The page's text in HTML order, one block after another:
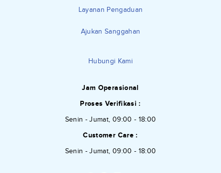
Layanan Pengaduan
Ajukan Sanggahan
Hubungi Kami
Jam Operasional
Proses Verifikasi :
Senin - Jumat, 09:00 - 18:00
Customer Care :
Senin - Jumat, 09:00 - 18:00